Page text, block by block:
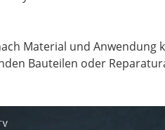
Material und Anwendung
Bauteilen oder